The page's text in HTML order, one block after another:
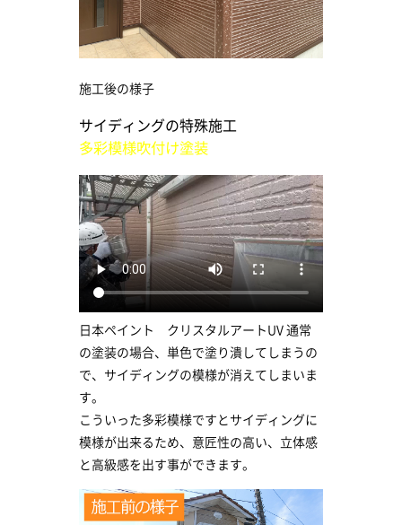
施工後の様子
サイディングの特殊施工
多彩模様吹付け塗装
日本ペイント クリスタルアートUV 通常
の塗装の場合、単色で塗り潰してしまうの
で、サイディングの模様が消えてしまいま
す。
こういった多彩模様ですとサイディングに
模様が出来るため、意匠性の高い、立体感
と高級感を出す事ができます。